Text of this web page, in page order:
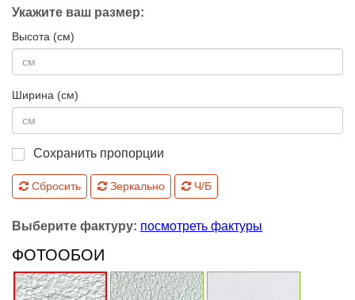
Укажите ваш размер:
Высота (см)
Ширина (см)
Сохранить пропорции
Сбросить Зеркально Ч/Б
Выберите фактуру: посмотреть фактуры
ФОТООБОИ